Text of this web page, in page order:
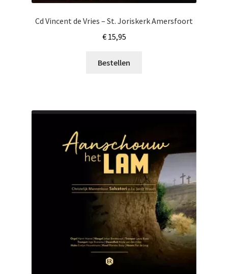
Cd Vincent de Vries – St. Joriskerk Amersfoort
€15,95
Bestellen